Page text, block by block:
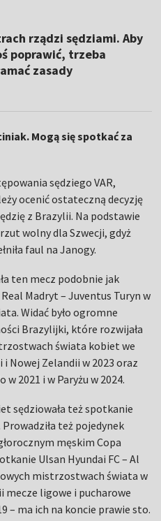
rządzi sędziami. Aby
poprawić, trzeba
zasady
Mogą się spotkać za
sędziego VAR,
ocenić ostateczną decyzję
z Brazylii. Na podstawie
wolny dla Szwecji, gdyż
faul na Janogy.
ten mecz podobnie jak
Madryt – Juventus Turyn w
Widać było ogromne
Brazylijki, które rozwijała
świata kobiet we
Nowej Zelandii w 2023 oraz
2021 i w Paryżu w 2024.
sędziowała też spotkanie
też pojedynek
męskim Copa
Ulsan Hyundai FC – Al
mistrzostwach świata w
mecze ligowe i pucharowe
– ma ich na koncie prawie sto.